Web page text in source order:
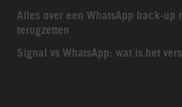
Alles over een WhatsApp back-up
terugzetten
Signal vs WhatsApp: wat is het